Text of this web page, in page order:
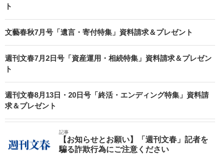
ト
文藝春秋7月号「遺言・寄付特集」資料請求＆プレゼント
週刊文春7月2日号「資産運用・相続特集」資料請求＆プレゼン
ト
週刊文春8月13日・20日号「終活・エンディング特集」資料請
求＆プレゼント
記事
【お知らせとお願い】「週刊文春」記者を
騙る詐欺行為にご注意ください